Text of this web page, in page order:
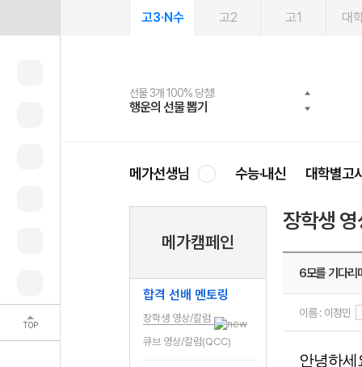
TOP
고3·N수 고2 고1 대
선물 3개 100% 당첨!
행운의 선물 뽑기
선물 100% 증정!
메가스터디 X 올리브
여름방학 스터디 캐시백
메가런 썸머스쿨
2027 러셀 단과
강사 공개선발
스마트러닝앱
설문 EVENT
메가패스
3일 무료 체험권
메가패스 수강생 무료혜택!
메가클럽 멤버십
사회공헌 캠페인
희망이룸 메가나눔
메가선생님 수능·내신 대학별고
메가캠페인
합격 선배 멘토링
장학생 영상/칼럼
큐브 영상/칼럼(QCC)
장학생
6모를 기다리
이름 : 이정민
안녕하